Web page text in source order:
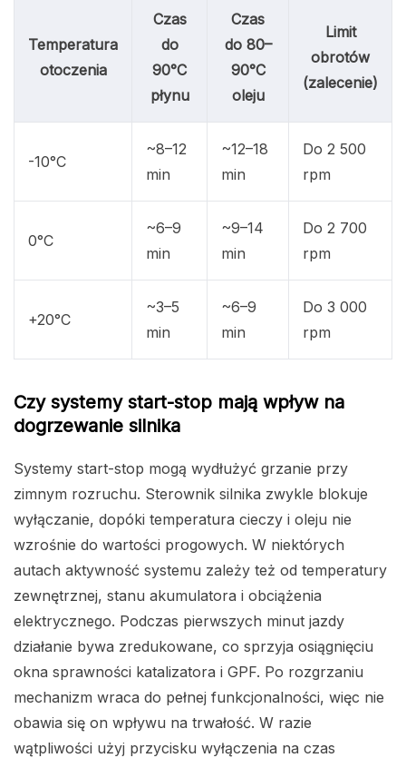
Temperatura
otoczenia
Czas
do
90°C
płynu
Czas
do 80–
90°C
oleju
Limit
obrotów
(zalecenie)
-10°C
~8–12
min
~12–18
min
Do 2 500
rpm
0°C
~6–9
min
~9–14
min
Do 2 700
rpm
+20°C
~3–5
min
~6–9
min
Do 3 000
rpm
Czy systemy start-stop mają wpływ na
dogrzewanie silnika
Systemy start-stop mogą wydłużyć grzanie przy
zimnym rozruchu. Sterownik silnika zwykle blokuje
wyłączanie, dopóki temperatura cieczy i oleju nie
wzrośnie do wartości progowych. W niektórych
autach aktywność systemu zależy też od temperatury
zewnętrznej, stanu akumulatora i obciążenia
elektrycznego. Podczas pierwszych minut jazdy
działanie bywa zredukowane, co sprzyja osiągnięciu
okna sprawności katalizatora i GPF. Po rozgrzaniu
mechanizm wraca do pełnej funkcjonalności, więc nie
obawia się on wpływu na trwałość. W razie
wątpliwości użyj przycisku wyłączenia na czas